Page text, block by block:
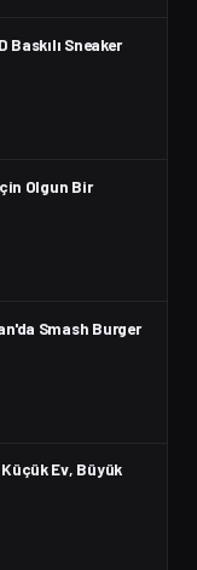
Baskılı Sneaker
Olgun Bir
Smash Burger
Ev, Büyük